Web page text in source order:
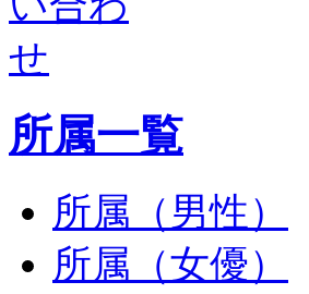
所属一覧
所属（男性）
所属（女優）